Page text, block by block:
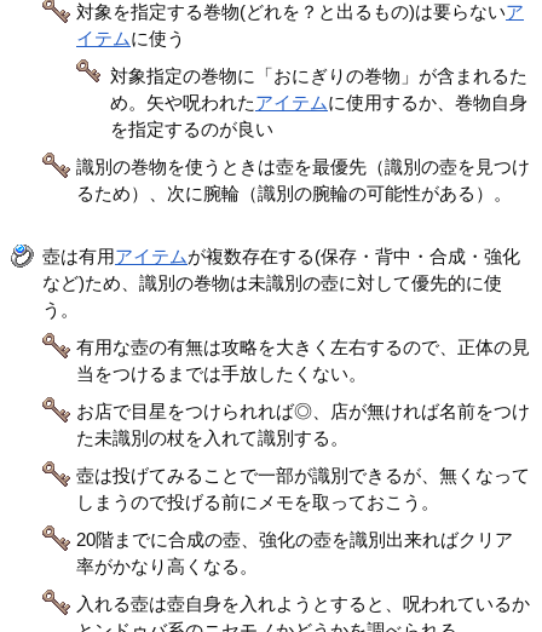
対象を指定する巻物(どれを？と出るもの)は要らないア
イテムに使う
対象指定の巻物に「おにぎりの巻物」が含まれるた
め。矢や呪われたアイテムに使用するか、巻物自身
を指定するのが良い
識別の巻物を使うときは壺を最優先（識別の壺を見つけ
るため）、次に腕輪（識別の腕輪の可能性がある）。
壺は有用アイテムが複数存在する(保存・背中・合成・強化
など)ため、識別の巻物は未識別の壺に対して優先的に使
う。
有用な壺の有無は攻略を大きく左右するので、正体の見
当をつけるまでは手放したくない。
お店で目星をつけられれば◎、店が無ければ名前をつけ
た未識別の杖を入れて識別する。
壺は投げてみることで一部が識別できるが、無くなって
しまうので投げる前にメモを取っておこう。
20階までに合成の壺、強化の壺を識別出来ればクリア
率がかなり高くなる。
入れる壺は壺自身を入れようとすると、呪われているか